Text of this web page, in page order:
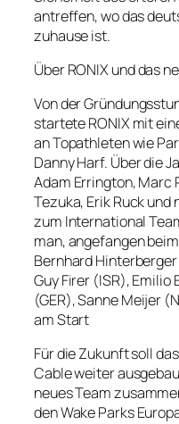
antreffen, wo das
zuhause ist.
Über RONIX und das
Von der
startete RONIX mit
an Topathleten wie
Danny Harf. Über die
Adam Errington, Marc
Tezuka, Erik Ruck
zum International
man, angefangen
Bernhard
Guy Firer (ISR),
(GER), Sanne Meijer
am Start
Für die Zukunft soll
Cable weiter
neues Team
den Wake Parks